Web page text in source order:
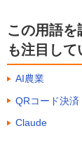
この用語を
も注目して
AI農業
QRコード決済
Claude